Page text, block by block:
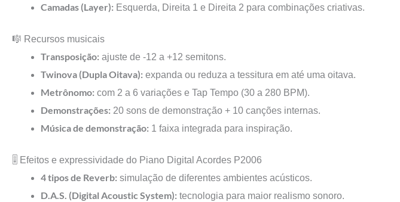
Camadas (Layer): Esquerda, Direita 1 e Direita 2 para combinações criativas.
🎼 Recursos musicais
Transposição: ajuste de -12 a +12 semitons.
Twinova (Dupla Oitava): expanda ou reduza a tessitura em até uma oitava.
Metrônomo: com 2 a 6 variações e Tap Tempo (30 a 280 BPM).
Demonstrações: 20 sons de demonstração + 10 canções internas.
Música de demonstração: 1 faixa integrada para inspiração.
🎚️ Efeitos e expressividade do Piano Digital Acordes P2006
4 tipos de Reverb: simulação de diferentes ambientes acústicos.
D.A.S. (Digital Acoustic System): tecnologia para maior realismo sonoro.